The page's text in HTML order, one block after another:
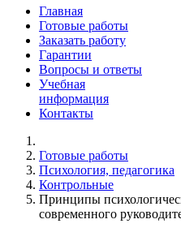
Главная
Готовые работы
Заказать работу
Гарантии
Вопросы и ответы
Учебная
информация
Контакты
Готовые работы
Психология, педагогика
Контрольные
Принципы
современного